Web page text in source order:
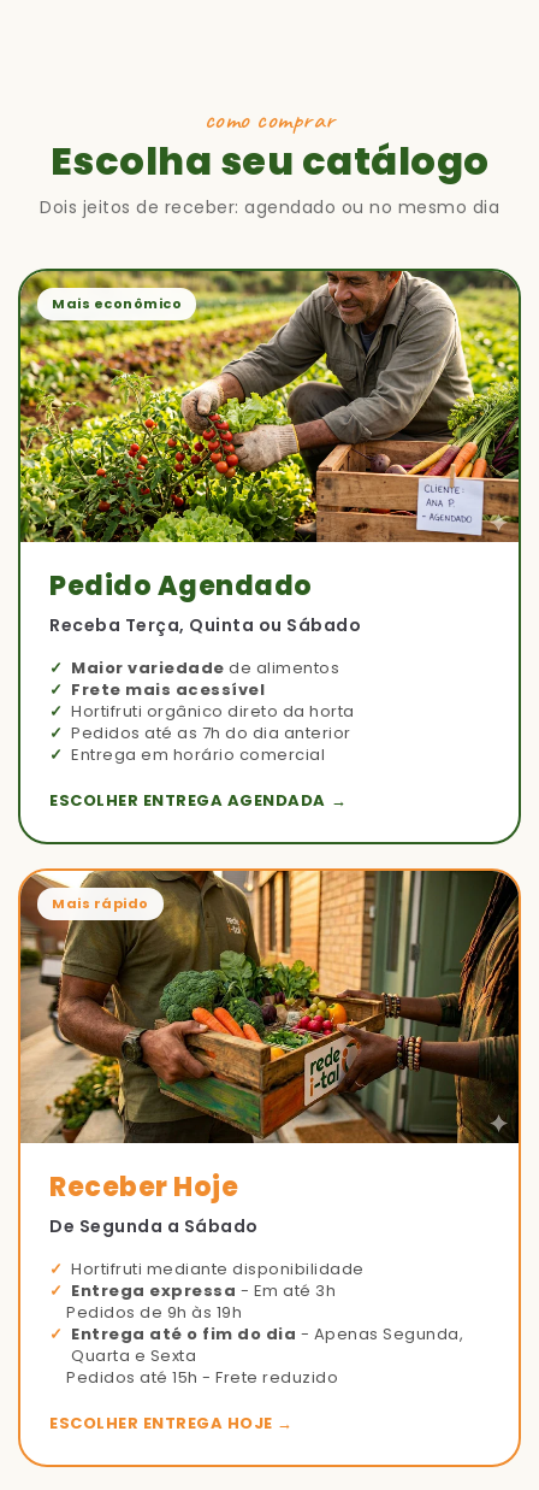
como comprar
Escolha seu catálogo
Dois jeitos de receber: agendado ou no mesmo dia
Mais econômico
Pedido Agendado
Receba Terça, Quinta ou Sábado
Maior variedade de alimentos
Frete mais acessível
Hortifruti orgânico direto da horta
Pedidos até as 7h do dia anterior
Entrega em horário comercial
ESCOLHER ENTREGA AGENDADA →
Mais rápido
Receber Hoje
De Segunda a Sábado
Hortifruti mediante disponibilidade
Entrega expressa - Em até 3h
Pedidos de 9h às 19h
Entrega até o fim do dia - Apenas Segunda,
Quarta e Sexta
Pedidos até 15h - Frete reduzido
ESCOLHER ENTREGA HOJE →